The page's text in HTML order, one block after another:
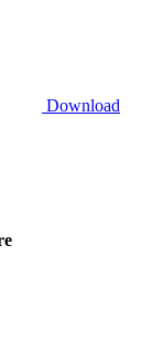
Download